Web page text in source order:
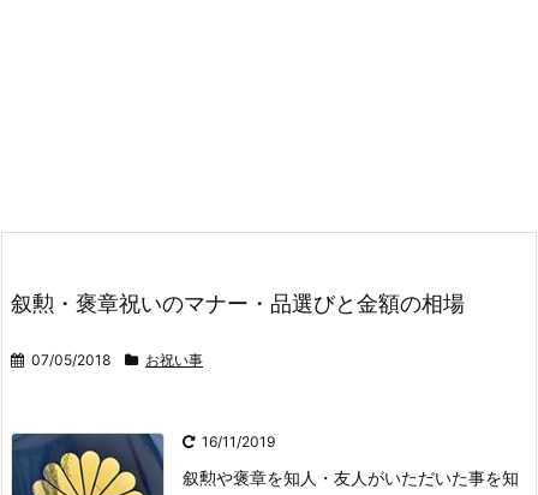
叙勲・褒章祝いのマナー・品選びと金額の相場
07/05/2018 お祝い事
16/11/2019
叙勲や褒章を知人・友人がいただいた事を知